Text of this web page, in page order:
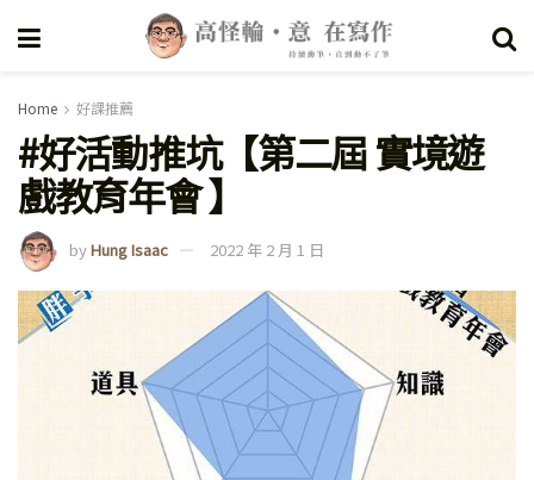
Home 好課推薦
#好活動推坑【第二屆 實境遊
戲教育年會 】
byHung Isaac 2022 年 2 月 1 日